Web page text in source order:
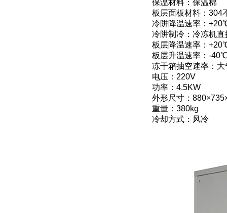
保温材料：保温棉
板层面板材料：304
冷阱降温速率：
冷阱制冷：冷冻机直
板层降温速率：
板层升温速率：-
冻干箱抽空速率：
电压：220V
功率：4.5KW
外形尺寸：
重量：380kg
冷却方式：风冷